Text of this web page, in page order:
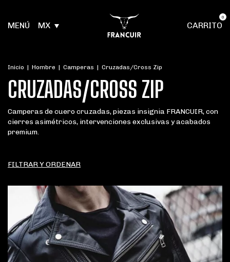
MENÚ MX CARRITO
0
Inicio | Hombre | Camperas | Cruzadas/Cross Zip
CRUZADAS/CROSS ZIP
Camperas de cuero cruzadas, piezas insignia FRANCUIR, con
cierres asimétricos, intervenciones exclusivas y acabados
premium.
FILTRAR Y ORDENAR